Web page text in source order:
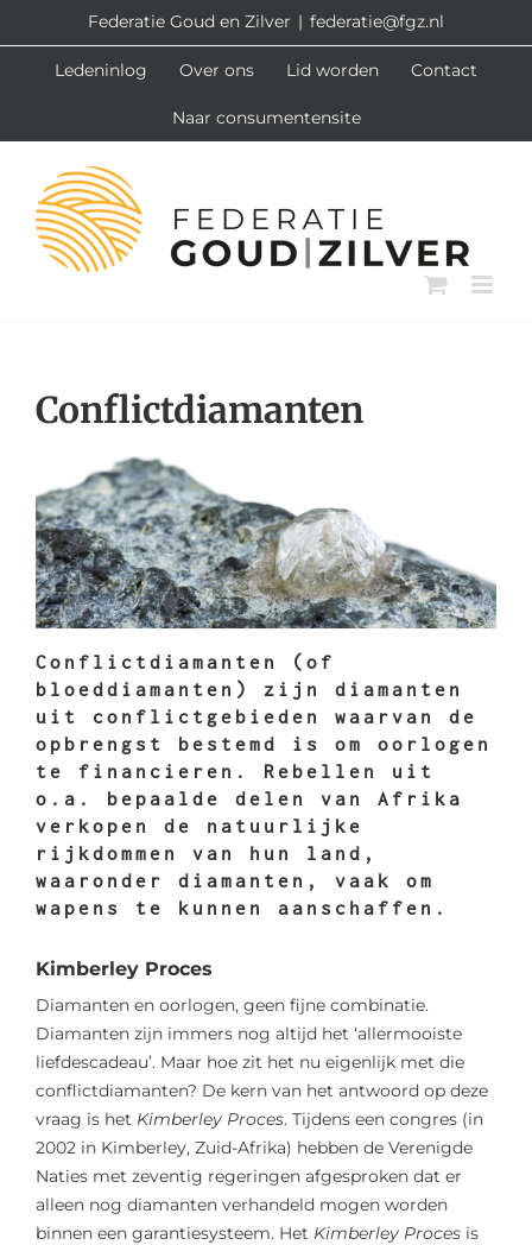
naar
inhoud
Federatie Goud en Zilver | federatie@fgz.nl
Ledeninlog Over ons Lid worden Contact
Naar consumentensite
Conflictdiamanten
Conflictdiamanten (of
bloeddiamanten) zijn diamanten
uit conflictgebieden waarvan de
opbrengst bestemd is om oorlogen
te financieren. Rebellen uit
o.a. bepaalde delen van Afrika
verkopen de natuurlijke
rijkdommen van hun land,
waaronder diamanten, vaak om
wapens te kunnen aanschaffen.
Kimberley Proces
Diamanten en oorlogen, geen fijne combinatie.
Diamanten zijn immers nog altijd het ‘allermooiste
liefdescadeau’. Maar hoe zit het nu eigenlijk met die
conflictdiamanten? De kern van het antwoord op deze
vraag is het Kimberley Proces. Tijdens een congres (in
2002 in Kimberley, Zuid-Afrika) hebben de Verenigde
Naties met zeventig regeringen afgesproken dat er
alleen nog diamanten verhandeld mogen worden
binnen een garantiesysteem. Het Kimberley Proces is